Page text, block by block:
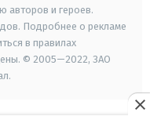
авторов и героев.
Подробнее о рекламе
в правилах
© 2005—2022, ЗАО